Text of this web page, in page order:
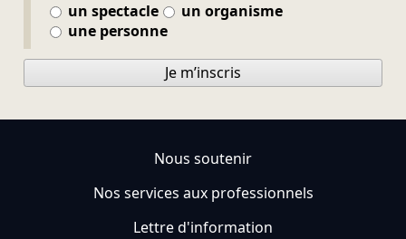
un spectacle
un organisme
une personne
Je m’inscris
Nous soutenir
Nos services aux professionnels
Lettre d'information